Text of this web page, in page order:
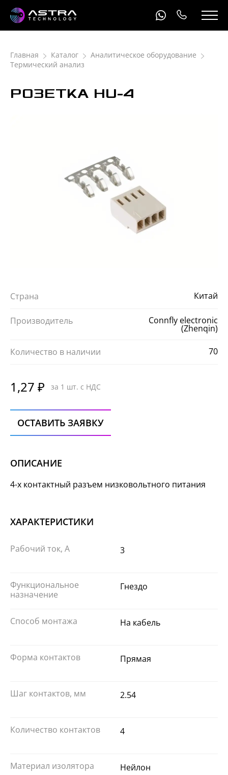
Главная Каталог
Аналитическое оборудование
Термический анализ
РОЗЕТКА HU-4
Страна Китай
Производитель Connfly electronic
(Zhenqin)
Количество в наличии 70
1,27 ₽ за 1 шт. с НДС
ОСТАВИТЬ ЗАЯВКУ
ОПИСАНИЕ
4-х контактный разъем низковольтного питания
ХАРАКТЕРИСТИКИ
Рабочий ток, А 3
Функциональное
назначение
Гнездо
Способ монтажа На кабель
Форма контактов Прямая
Шаг контактов, мм 2.54
Количество контактов 4
Материал изолятора Нейлон